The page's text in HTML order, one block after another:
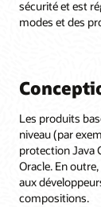
sécurité et est
modes et des
Les produits
niveau (par
protection Java
Oracle. En
aux
compositions.